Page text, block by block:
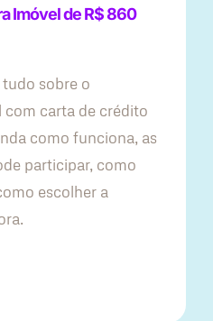
Imóvel de R$ 860
sobre o
carta de crédito
como funciona, as
participar, como
escolher a